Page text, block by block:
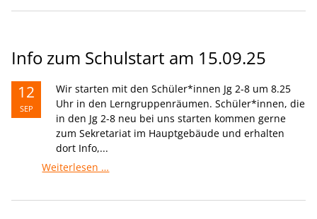
Info zum Schulstart am 15.09.25
12
SEP
Wir starten mit den Schüler*innen Jg 2-8 um 8.25
Uhr in den Lerngruppenräumen. Schüler*innen, die
in den Jg 2-8 neu bei uns starten kommen gerne
zum Sekretariat im Hauptgebäude und erhalten
dort Info,...
Weiterlesen …